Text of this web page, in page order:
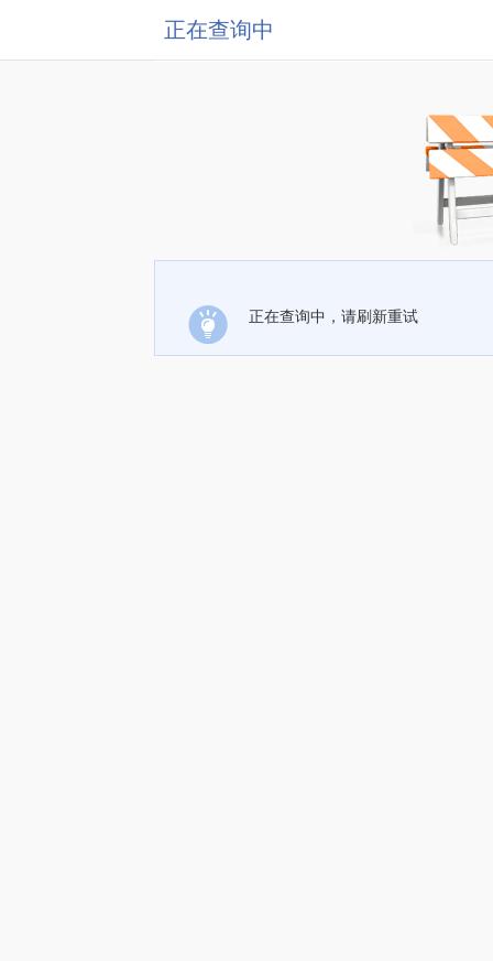
正在查询中
正在查询中，请刷新重试